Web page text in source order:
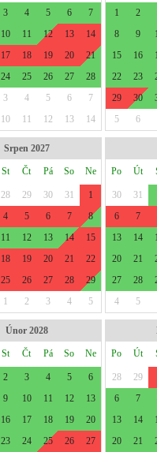
3 4 5 6
7
10 11 12 13
14
17 18 19 20
21
24 25 26 27
28
3 4 5 6
7
10 11 12 13 14
1 2
8
9
15
16
22
23
29
30
5
6
Srpen 2027
St Čt Pá So Ne
28 29 30 31
1
4 5 6 7
8
11 12 13 14
15
18 19 20 21
22
25 26 27 28
29
1 2 3 4 5
Po Út
30 31
6
7
13
14
20
21
27
28
4
5
Únor 2028
St Čt Pá So Ne
2 3 4 5
6
9 10 11 12
13
16 17 18 19
20
23 24 25 26 27
Po Út
28 29
6
7
13
14
20
21